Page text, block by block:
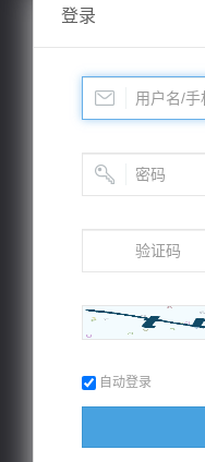
登录
自动登录